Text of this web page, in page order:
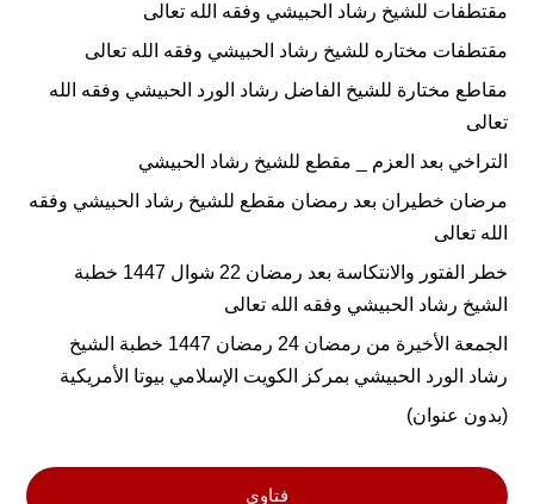
مقتطفات للشيخ رشاد الحبيشي وفقه الله تعالى
مقتطفات مختاره للشيخ رشاد الحبيشي وفقه الله تعالى
مقاطع مختارة للشيخ الفاضل رشاد الورد الحبيشي وفقه الله
تعالى
التراخي بعد العزم _ مقطع للشيخ رشاد الحبيشي
مرضان خطيران بعد رمضان مقطع للشيخ رشاد الحبيشي وفقه
الله تعالى
خطر الفتور والانتكاسة بعد رمضان 22 شوال 1447 خطبة
الشيخ رشاد الحبيشي وفقه الله تعالى
الجمعة الأخيرة من رمضان 24 رمضان 1447 خطبة الشيخ
رشاد الورد الحبيشي بمركز الكويت الإسلامي بيوتا الأمريكية
(بدون عنوان)
فتاوى